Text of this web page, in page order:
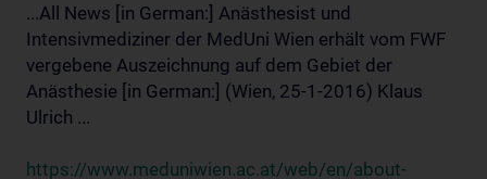
...All News [in German:] Anästhesist und
Intensivmediziner der MedUni Wien erhält vom FWF
vergebene Auszeichnung auf dem Gebiet der
Anästhesie [in German:] (Wien, 25-1-2016) Klaus
Ulrich ...
https://www.meduniwien.ac.at/web/en/about-